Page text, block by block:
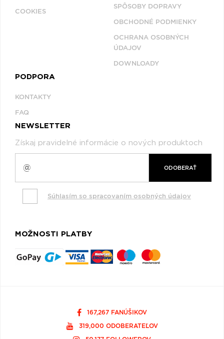
COOKIES
SPÔSOBY DOPRAVY
OBCHODNÉ PODMIENKY
OCHRANA OSOBNÝCH
ÚDAJOV
DOWNLOADY
PODPORA
KONTAKTY
FAQ
NEWSLETTER
Získaj pravidelné informácie o nových produktoch
ODOBERAŤ
Súhlasím so spracovaním osobných údajov
MOŽNOSTI PLATBY
167,267 FANÚŠIKOV
319,000 ODOBERATEĽOV